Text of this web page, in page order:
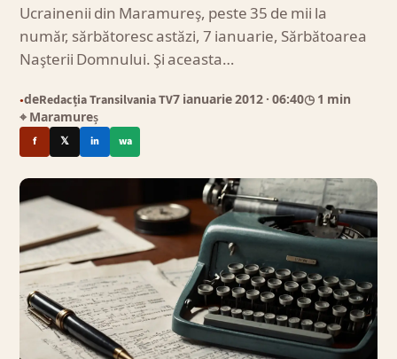
Ucrainenii din Maramureş, peste 35 de mii la
număr, sărbătoresc astăzi, 7 ianuarie, Sărbătoarea
Naşterii Domnului. Şi aceasta…
●deRedacția Transilvania TV7 ianuarie 2012 · 06:40◷ 1 min
⌖ Maramureș
f 𝕏 in wa